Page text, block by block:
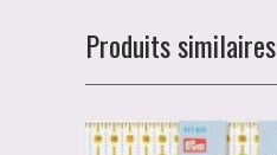
Produits similaires